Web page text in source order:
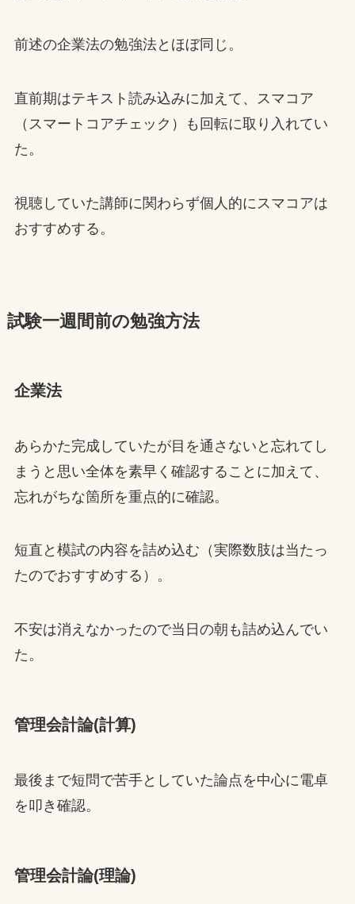
前述の企業法の勉強法とほぼ同じ。
直前期はテキスト読み込みに加えて、スマコア
（スマートコアチェック）も回転に取り入れてい
た。
視聴していた講師に関わらず個人的にスマコアは
おすすめする。
試験一週間前の勉強方法
企業法
あらかた完成していたが目を通さないと忘れてし
まうと思い全体を素早く確認することに加えて、
忘れがちな箇所を重点的に確認。
短直と模試の内容を詰め込む（実際数肢は当たっ
たのでおすすめする）。
不安は消えなかったので当日の朝も詰め込んでい
た。
管理会計論(計算)
最後まで短問で苦手としていた論点を中心に電卓
を叩き確認。
管理会計論(理論)